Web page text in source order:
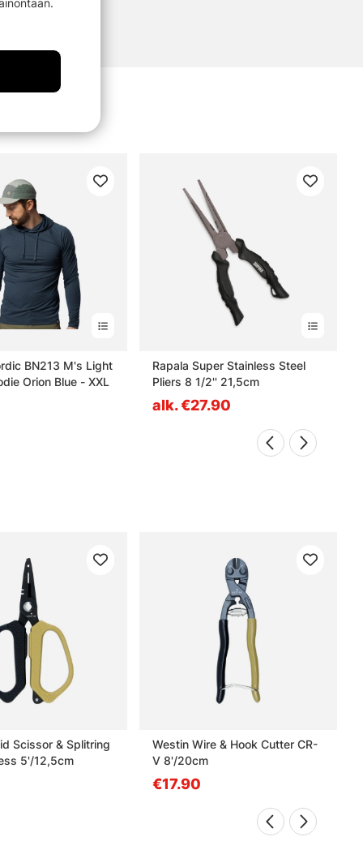
BN213 M's Light
Orion Blue - XXL
Rapala Super Stainless Steel
Pliers 8 1/2'' 21,5cm
alk. €27.90
Scissor & Splitring
5'/12,5cm
Westin Wire & Hook Cutter CR-
V 8'/20cm
€17.90